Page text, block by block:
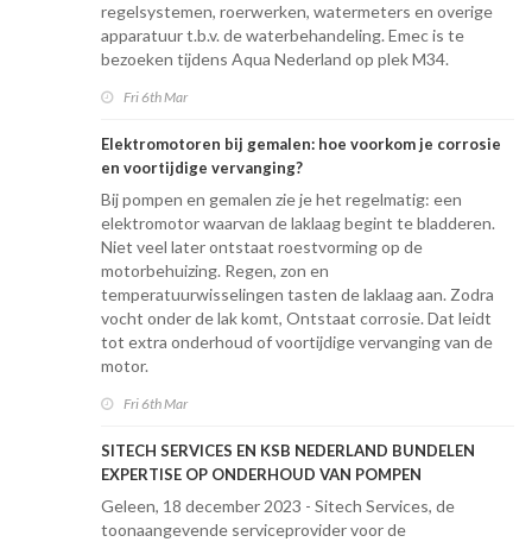
regelsystemen, roerwerken, watermeters en overige
apparatuur t.b.v. de waterbehandeling. Emec is te
bezoeken tijdens Aqua Nederland op plek M34.
Fri 6th Mar
Elektromotoren bij gemalen: hoe voorkom je corrosie
en voortijdige vervanging?
Bij pompen en gemalen zie je het regelmatig: een
elektromotor waarvan de laklaag begint te bladderen.
Niet veel later ontstaat roestvorming op de
motorbehuizing. Regen, zon en
temperatuurwisselingen tasten de laklaag aan. Zodra
vocht onder de lak komt, Ontstaat corrosie. Dat leidt
tot extra onderhoud of voortijdige vervanging van de
motor.
Fri 6th Mar
SITECH SERVICES EN KSB NEDERLAND BUNDELEN
EXPERTISE OP ONDERHOUD VAN POMPEN
Geleen, 18 december 2023 - Sitech Services, de
toonaangevende serviceprovider voor de